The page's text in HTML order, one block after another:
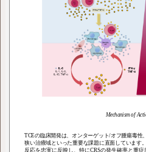
Mechanism of
TCEの臨床開発は、オンターゲット/オフ腫瘍毒性
狭い治療域といった重要な課題に直面しています
反応を忠実に反映し、特にCRSの発生確率と重